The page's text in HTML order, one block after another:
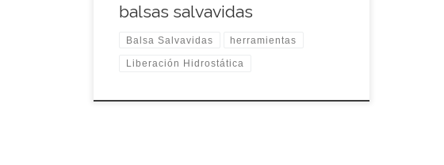
balsas salvavidas
Balsa Salvavidas herramientas
Liberación Hidrostática